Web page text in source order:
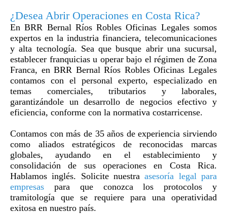
¿Desea Abrir Operaciones en Costa Rica?
En BRR Bernal Ríos Robles Oficinas Legales somos
expertos en la industria financiera, telecomunicaciones
y alta tecnología. Sea que busque abrir una sucursal,
establecer franquicias u operar bajo el régimen de Zona
Franca, en BRR Bernal Ríos Robles Oficinas Legales
contamos con el personal experto, especializado en
temas comerciales, tributarios y laborales,
garantizándole un desarrollo de negocios efectivo y
eficiencia, conforme con la normativa costarricense.
Contamos con más de 35 años de experiencia sirviendo
como aliados estratégicos de reconocidas marcas
globales, ayudando en el establecimiento y
consolidación de sus operaciones en Costa Rica.
Hablamos inglés. Solicite nuestraasesoría legal para
empresas para que conozca los protocolos y
tramitología que se requiere para una operatividad
exitosa en nuestro país.